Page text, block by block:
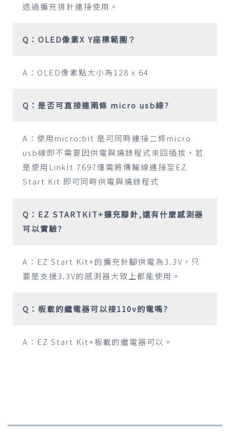
透過擴充排針連接使用。
Q：OLED像素X Y座標範圍？
A：OLED像素點大小為128 x 64
Q：是否可直接連兩條 micro usb線?
A：使用micro:bit 是可同時連接二條micro
usb線即不需要因供電與燒錄程式來回插拔，若
是使用LinkIt 7697僅需將傳輸線連接至EZ
Start Kit 即可同時供電與燒錄程式
Q：EZ STARTKIT+擴充腳針,還有什麼感測器
可以實驗?
A：EZ Start Kit+的擴充針腳供電為3.3V，只
要是支援3.3V的感測器大致上都能使用。
Q：板載的繼電器可以接110v的電嗎?
A：EZ Start Kit+板載的繼電器可以。